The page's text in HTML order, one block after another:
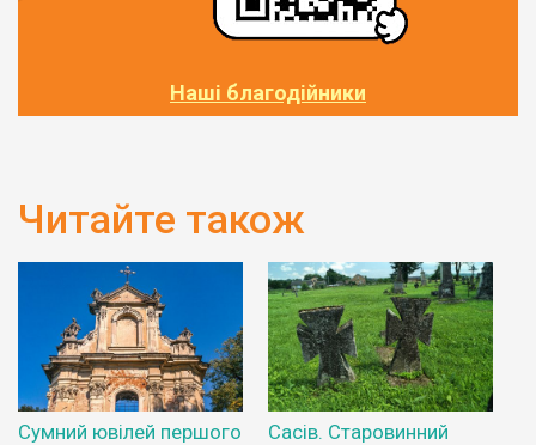
Наші благодійники
Читайте також
Сумний ювілей першого
Сасів. Старовинний